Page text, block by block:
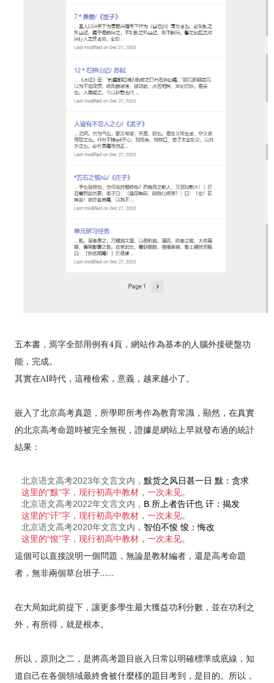
五本書，焉字全部用例有4頁，網站作為基本的人腦外接硬盤功
能，完成。
其實在AI時代，這種檢索，意義，越來越小了。
嵌入了北京高考真題，所學即所考作為教育常識，顯然，在真實
的北京高考命題時被完全無視，證據是網站上早就發布過的統計
結果：
北京语文高考2023年文言文内， 黩货之风日甚一日 黩：贪求
这里的“黩”字，现行初高中教材，一次未见。
北京语文高考2022年文言文内， B.所上者告讦也 讦：揭发
这里的“讦”字，现行初高中教材，一次未见。
北京语文高考2020年文言文内， 智伯不悛 悛：悔改
这里的“悛”字，现行初高中教材，一次未见。
這個可以直接說明一個問題，無論是教材編者，還是高考命題
者，無非兩個草台班子……
在大局如此前提下，讓更多學生最大獲益功利分數，並在功利之
外，有所得，就是根本。
所以，原則之二，是將高考題目嵌入日常以明確標準或底線，知
道自己在各個領域最終會被什麼樣的題目考到，是目的。所以，